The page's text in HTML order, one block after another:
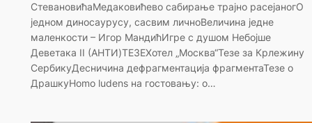
СтевановићаМедаковићево сабирање трајно расејаногО
једном диносаурусу, сасвим личноВеличина једне
маленкости – Игор МандићИгре с душом Небојше
Деветака II (АНТИ)ТЕЗЕХотел „Москва“Тезе за Крлежину
СербикуДесничина дефрагментација фрагментаТезе о
ДрашкуHomo ludens на гостовању: о…